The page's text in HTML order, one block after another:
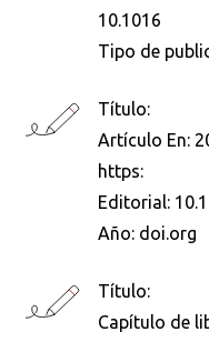
10.1016
Tipo de
Título:
Artículo En:
https:
Editorial:
Año: doi.org
Título:
Capítulo de